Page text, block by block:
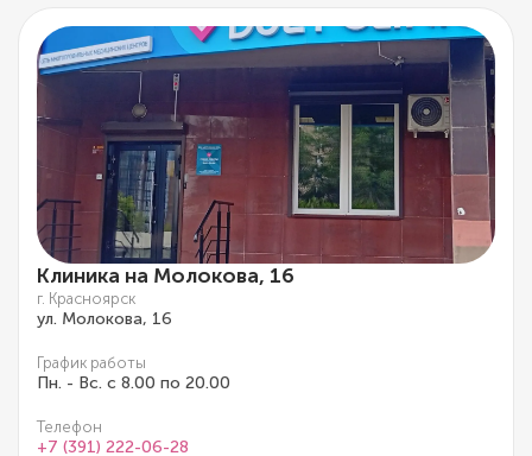
Клиника на Молокова, 16
г. Красноярск
ул. Молокова, 16
График работы
Пн. - Вс. с 8.00 по 20.00
Телефон
+7 (391) 222-06-28